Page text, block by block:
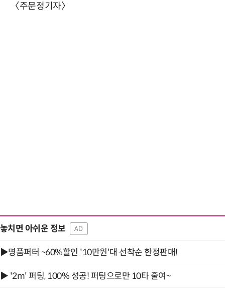
〈주문정기자〉
놓치면 아쉬운 정보 AD
▶명품퍼터 ~60%할인 '10만원'대 선착순 한정판매!
▶ '2m' 퍼팅, 100% 성공! 퍼팅으로만 10타 줄여~